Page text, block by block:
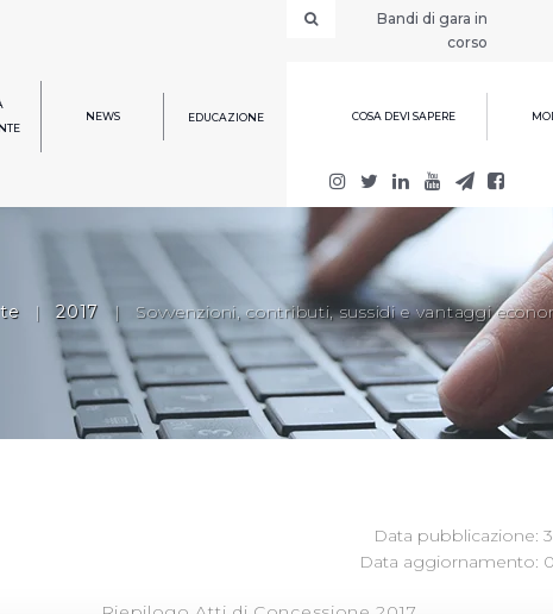
Bandi di gara in
corso
NEWS EDUCAZIONE COSA DEVI SAPERE
| 2017 | Sovvenzioni, contributi, sussidi e vantaggi
Data pubblicazione:
Data aggiornamento: